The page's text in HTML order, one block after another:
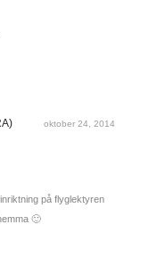
oktober 24, 2014
på flyglektyren
🙂